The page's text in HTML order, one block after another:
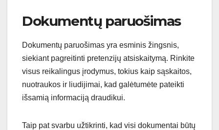
Dokumentų paruošimas
Dokumentų paruošimas yra esminis žingsnis,
siekiant pagreitinti pretenzijų atsiskaitymą. Rinkite
visus reikalingus įrodymus, tokius kaip sąskaitos,
nuotraukos ir liudijimai, kad galėtumėte pateikti
išsamią informaciją draudikui.
Taip pat svarbu užtikrinti, kad visi dokumentai būtų